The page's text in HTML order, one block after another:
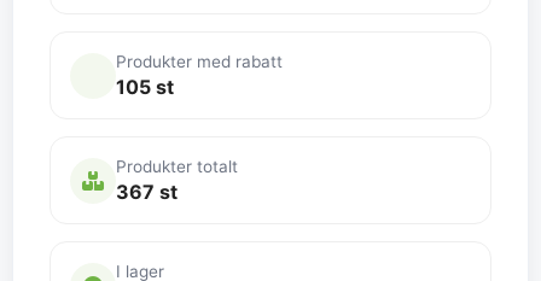
Produkter med rabatt
105 st
Produkter totalt
367 st
I lager